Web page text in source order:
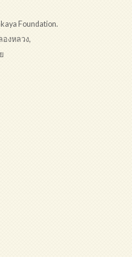
Foundation.
องหลวง,